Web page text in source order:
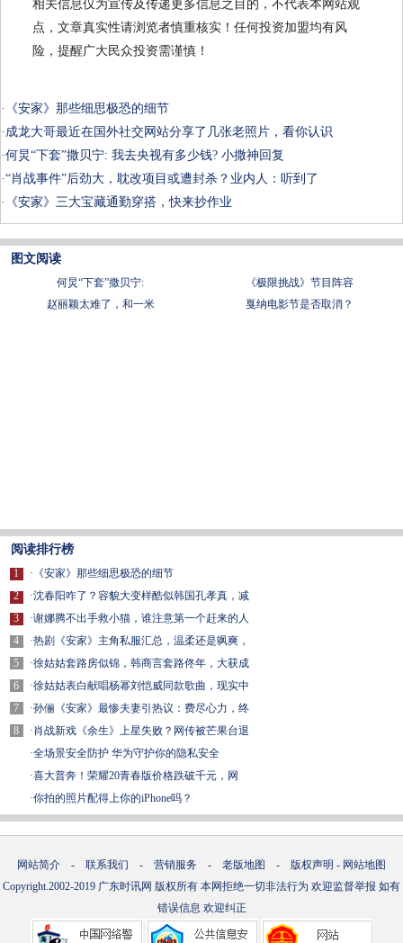
相关信息仅为宣传及传递更多信息之目的，不代表本网站观
点，文章真实性请浏览者慎重核实！任何投资加盟均有风
险，提醒广大民众投资需谨慎！
·
《安家》那些细思极恐的细节
· 成龙大哥最近在国外社交网站分享了几张老照片，看你认识
·何炅“下套”撒贝宁: 我去央视有多少钱? 小撒神回复
·“肖战事件”后劲大，耽改项目或遭封杀？业内人：听到了
·
《安家》三大宝藏通勤穿搭，快来抄作业
图文阅读
何炅“下套”撒贝宁:
《极限挑战》节目阵容
赵丽颖太难了，和一米
戛纳电影节是否取消？
阅读排行榜
1
2
3
4
5
6
7
8
· 《安家》那些细思极恐的细节
·沈春阳咋了？容貌大变样酷似韩国孔孝真，减
·谢娜腾不出手救小猫，谁注意第一个赶来的人
·热剧《安家》主角私服汇总，温柔还是飒爽，
·徐姑姑套路房似锦，韩商言套路佟年，大获成
·徐姑姑表白献唱杨幂刘恺威同款歌曲，现实中
·孙俪《安家》最惨夫妻引热议：费尽心力，终
·肖战新戏《余生》上星失败？网传被芒果台退
·全场景安全防护 华为守护你的隐私安全
·喜大普奔！荣耀20青春版价格跌破千元，网
·你拍的照片配得上你的iPhone吗？
网站简介 - 联系我们 - 营销服务 - 老版地图 - 版权声明 - 网站地图
Copyright.2002-2019 广东时讯网 版权所有 本网拒绝一切非法行为 欢迎监督举报 如有
错误信息 欢迎纠正